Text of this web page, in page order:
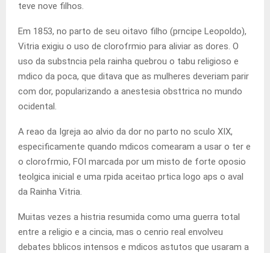
teve nove filhos.
Em 1853, no parto de seu oitavo filho (prncipe Leopoldo),
Vitria exigiu o uso de clorofrmio para aliviar as dores. O
uso da substncia pela rainha quebrou o tabu religioso e
mdico da poca, que ditava que as mulheres deveriam parir
com dor, popularizando a anestesia obsttrica no mundo
ocidental.
A reao da Igreja ao alvio da dor no parto no sculo XIX,
especificamente quando mdicos comearam a usar o ter e
o clorofrmio, FOI marcada por um misto de forte oposio
teolgica inicial e uma rpida aceitao prtica logo aps o aval
da Rainha Vitria.
Muitas vezes a histria resumida como uma guerra total
entre a religio e a cincia, mas o cenrio real envolveu
debates bblicos intensos e mdicos astutos que usaram a